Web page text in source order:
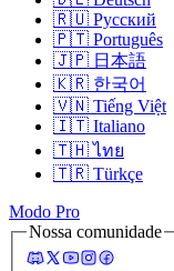
🇷🇺 Русский
🇵🇹 Português
🇯🇵 日本語
🇰🇷 한국어
🇻🇳 Tiếng Việt
🇮🇹 Italiano
🇹🇭 ไทย
🇹🇷 Türkçe
Modo Pro
Nossa comunidade